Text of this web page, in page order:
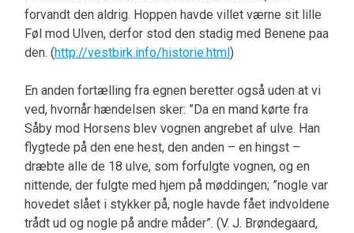
forvandt den aldrig. Hoppen havde villet værne sit lille
Føl mod Ulven, derfor stod den stadig med Benene paa
den. (http://vestbirk.info/historie.html)
En anden fortælling fra egnen beretter også uden at vi
ved, hvornår hændelsen sker: ”Da en mand kørte fra
Såby mod Horsens blev vognen angrebet af ulve. Han
flygtede på den ene hest, den anden – en hingst –
dræbte alle de 18 ulve, som forfulgte vognen, og en
nittende, der fulgte med hjem på møddingen; ”nogle var
hovedet slået i stykker på, nogle havde fået indvoldene
trådt ud og nogle på andre måder”. (V. J. Brøndegaard,